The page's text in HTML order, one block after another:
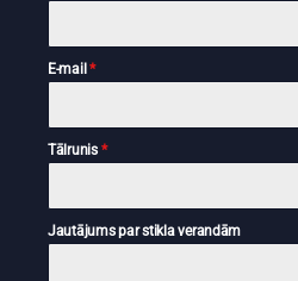
E-mail*
Tālrunis *
Jautājums par stikla verandām